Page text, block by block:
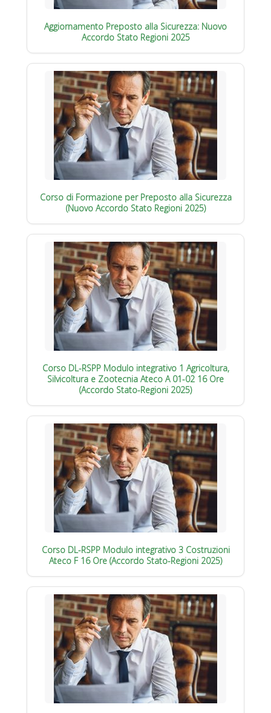
Aggiornamento Preposto alla Sicurezza: Nuovo
Accordo Stato Regioni 2025
Corso di Formazione per Preposto alla Sicurezza
(Nuovo Accordo Stato Regioni 2025)
Corso DL-RSPP Modulo integrativo 1 Agricoltura,
Silvicoltura e Zootecnia Ateco A 01-02 16 Ore
(Accordo Stato-Regioni 2025)
Corso DL-RSPP Modulo integrativo 3 Costruzioni
Ateco F 16 Ore (Accordo Stato-Regioni 2025)